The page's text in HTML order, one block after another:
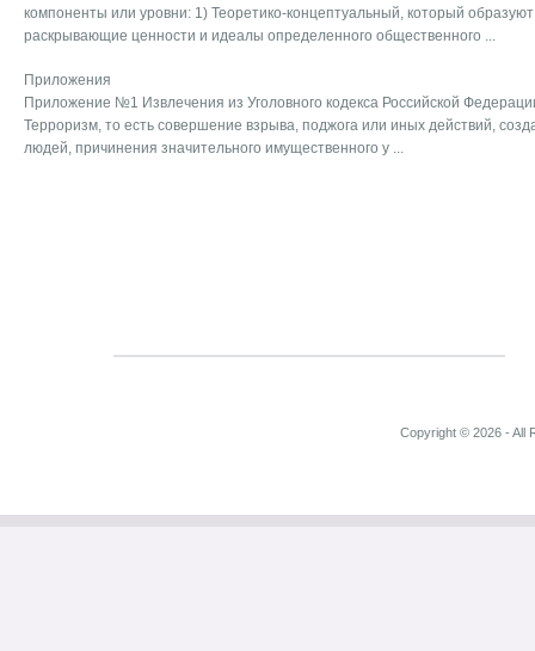
компоненты или уровни: 1) Теоретико-концептуальный, который
раскрывающие ценности и идеалы определенного общественного ...
Приложения
Приложение №1 Извлечения из Уголовного кодекса Российской
Терроризм, то есть совершение взрыва, поджога или иных действий,
людей, причинения значительного имущественного у ...
Copyright © 2026 - All